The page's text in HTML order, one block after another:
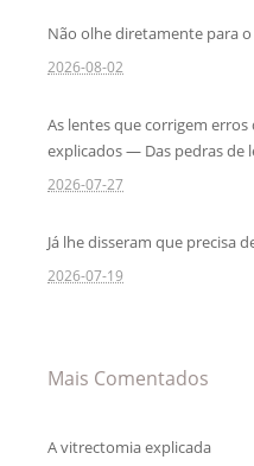
Não olhe diretamente para o
2026-08-02
As lentes que corrigem erros
explicados — Das pedras de
2026-07-27
Já lhe disseram que precisa
2026-07-19
Mais Comentados
A vitrectomia explicada